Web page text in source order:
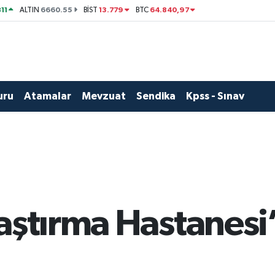
ALTIN 6660.55 BİST13.779 BTC 64.840,97
Atamalar Mevzuat Sendika Kpss - Sınav